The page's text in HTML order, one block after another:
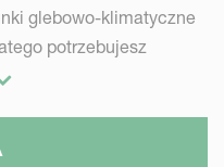
glebowo-klimatyczne
potrzebujesz
wydajność, aby